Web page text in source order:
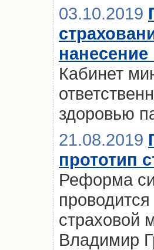
03.10.2019
Кабинет
здоровью
21.08.2019
прототип
Реформа
страховой
Владимир